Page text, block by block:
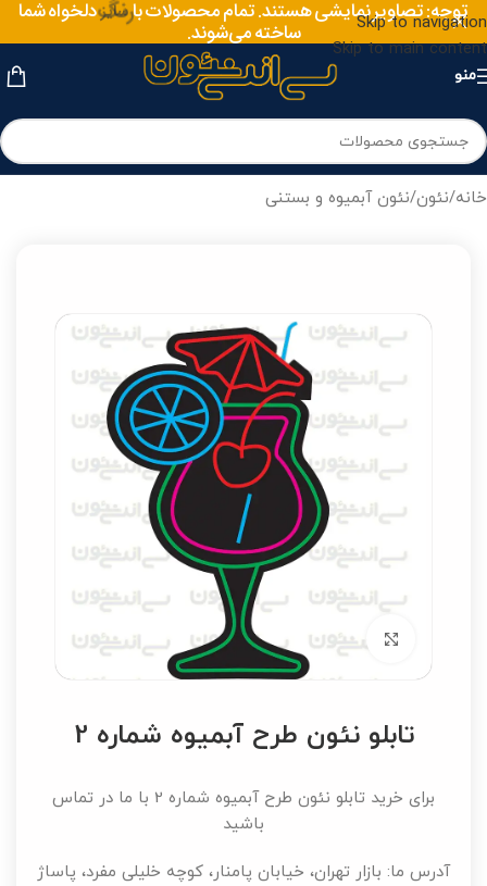
Skip to navigation
Skip to main content
توجه: تصاویر نمایشی هستند. تمام محصولات بارنگدلخواه شما
ساخته می‌شوند.
منو
خانه/نئون/نئون آبمیوه و بستنی
برای بزرگنمایی کلیک کنید
تابلو نئون طرح آبمیوه شماره 2
برای خرید تابلو نئون طرح آبمیوه شماره 2 با ما در تماس
باشید
آدرس ما: بازار تهران، خیابان پامنار، کوچه خلیلی مفرد، پاساژ